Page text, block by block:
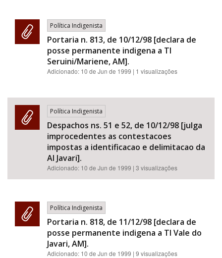
Política Indigenista
Portaria n. 813, de 10/12/98 [declara de
posse permanente indigena a TI
Seruini/Mariene, AM].
Adicionado: 10 de Jun de 1999 | 1 visualizações
Política Indigenista
Despachos ns. 51 e 52, de 10/12/98 [julga
improcedentes as contestacoes
impostas a identificacao e delimitacao da
AI Javari].
Adicionado: 10 de Jun de 1999 | 3 visualizações
Política Indigenista
Portaria n. 818, de 11/12/98 [declara de
posse permanente indigena a TI Vale do
Javari, AM].
Adicionado: 10 de Jun de 1999 | 9 visualizações